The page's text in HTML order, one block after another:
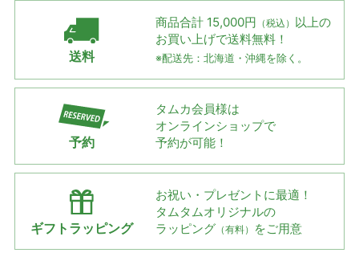
送料
商品合計 15,000円 （税込） 以上の
お買い上げで送料無料！
※配送先：北海道・沖縄を除く。
予約
タムカ会員様は
オンラインショップで
予約が可能！
ギフトラッピング
お祝い・プレゼントに最適！
タムタムオリジナルの
ラッピング （有料） をご用意